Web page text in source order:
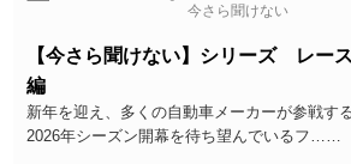
今さら聞けない
【今さら聞けない】シリーズ レー
編
新年を迎え、多くの自動車メーカーが参戦す
2026年シーズン開幕を待ち望んでいるフ……